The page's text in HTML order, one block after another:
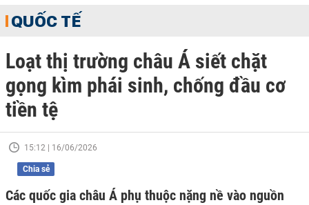
QUỐC TẾ
Loạt thị trường châu Á siết chặt
gọng kìm phái sinh, chống đầu cơ
tiền tệ
15:12 | 16/06/2026
Chia sẻ
Các quốc gia châu Á phụ thuộc nặng nề vào nguồn